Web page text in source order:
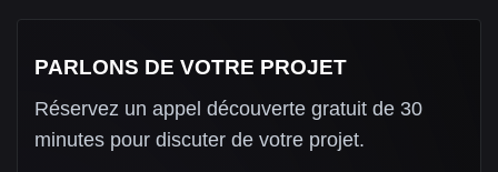
PARLONS DE VOTRE PROJET
Réservez un appel découverte gratuit de 30
minutes pour discuter de votre projet.